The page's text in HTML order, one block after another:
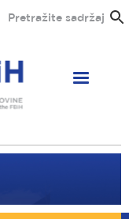
Pretražite sadržaj